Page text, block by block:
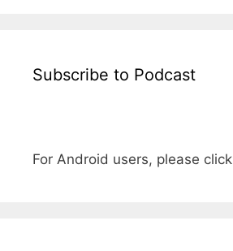
Subscribe to Podcast
For Android users, please click